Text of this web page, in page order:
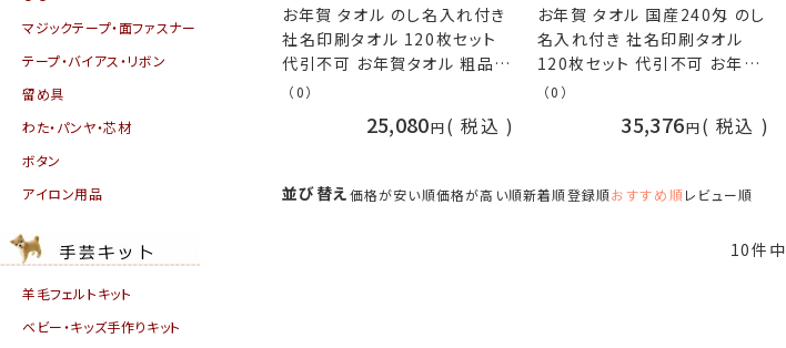
マジックテープ・面ファスナー
テープ・バイアス・リボン
留め具
わた・パンヤ・芯材
ボタン
アイロン用品
羊毛フェルトキット
ベビー・キッズ手作りキット
お年賀 タオル のし名入れ付き
社名印刷タオル 120枚セット
代引不可 お年賀タオル 粗品
販促 御礼 熨斗付きタオル 年
ル nrm 手芸の山久
（0）
25,080 税込
お年賀 タオル 国産240匁 のし
名入れ付き 社名印刷タオル
120枚セット 代引不可 お年賀
タオル 粗品 販促 御礼 熨斗付
ル 手芸の山久
（0）
35,376 税込
並び替え価格が安い順価格が高い順新着順登録順おすすめ順レビュー順
10件中